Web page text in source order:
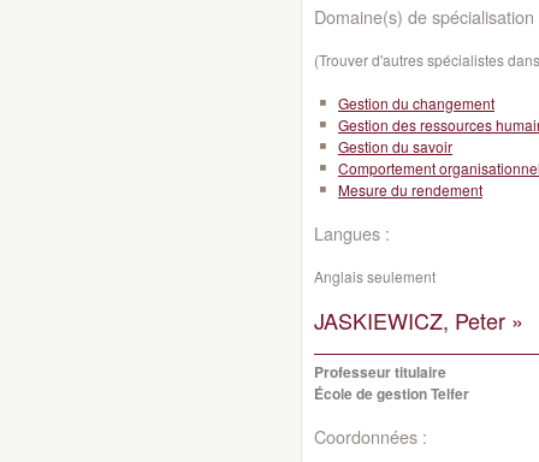
Domaine(s) de spécialisation
(Trouver d'autres spécialistes
Gestion du changement
Gestion des ressources
Gestion du savoir
Comportement
Mesure du rendement
Langues :
Anglais seulement
JASKIEWICZ, Peter »
Professeur titulaire
École de gestion Telfer
Coordonnées :